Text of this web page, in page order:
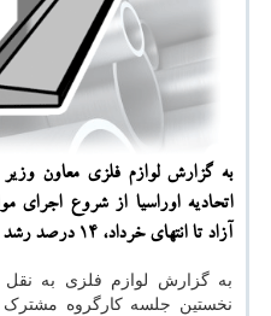
به گزارش لوازم فلزی معاون
اتحادیه اوراسیا از شروع اجرای
آزاد تا انتهای خرداد، 14 درصد رشد داشته است.
به گزارش لوازم فلزی به نقل
نخستین جلسه کارگروه مشترک